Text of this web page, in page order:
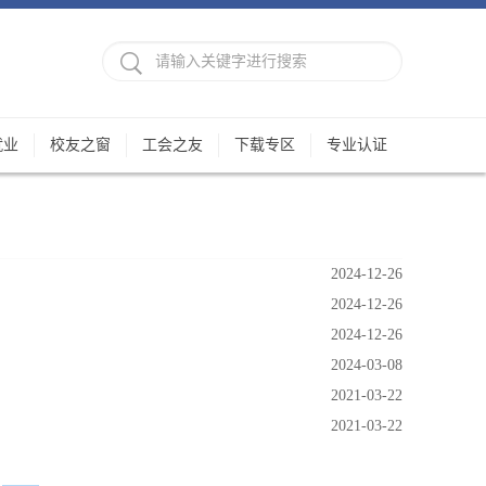
校友之窗 工会之友 下载专区 专业认证
2024-12-26
2024-12-26
2024-12-26
2024-03-08
2021-03-22
2021-03-22